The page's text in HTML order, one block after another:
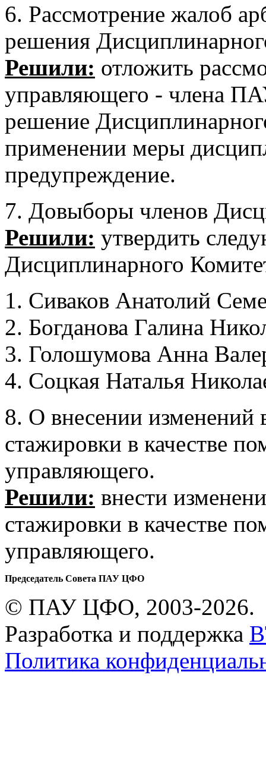
6. Рассмотрение жалоб
решения
Решили: отложить
управляющего - члена
решение
применении меры
предупреждение.
7. Довыборы членов
Решили: утвердить
Дисциплинарного
Сиваков Анатолий
Богданова Галина
Голошумова Анна
Соцкая Наталья
8. О внесении изменений
стажировки в качестве
управляющего.
Решили: внести
стажировки в качестве
управляющего.
Председатель Совета ПАУ ЦФО
© ПАУ ЦФО, 2003-2026.
Разработка и поддержка
Политика